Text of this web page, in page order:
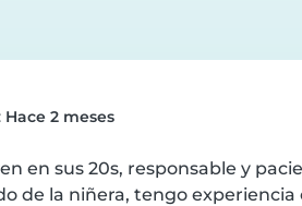
Hace 2 meses
en sus 20s, responsable y
de la niñera, tengo